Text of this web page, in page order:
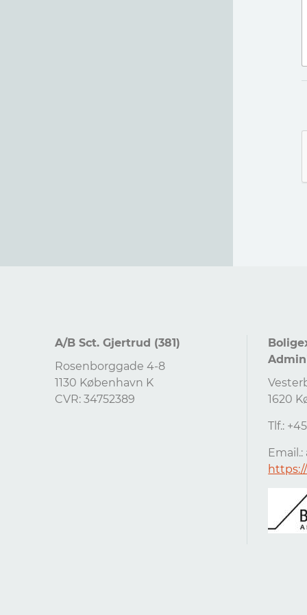
A/B Sct. Gjertrud (381)
Rosenborggade 4-8
1130 København K
CVR: 34752389
1620
Tlf.:
Email.: